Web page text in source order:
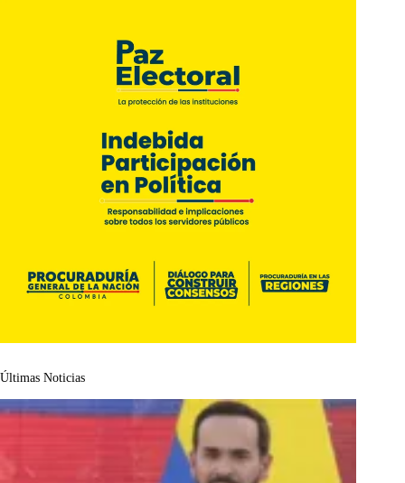
Últimas Noticias